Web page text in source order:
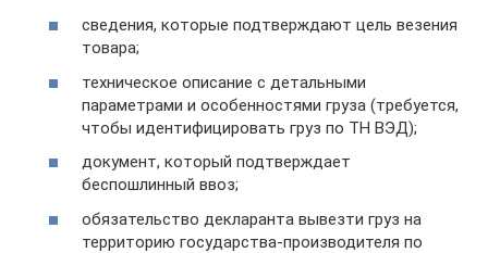
сведения, которые подтверждают цель везения
товара;
техническое описание с детальными
параметрами и особенностями груза (требуется,
чтобы идентифицировать груз по ТН ВЭД);
документ, который подтверждает
беспошлинный ввоз;
обязательство декларанта вывезти груз на
территорию государства-производителя по